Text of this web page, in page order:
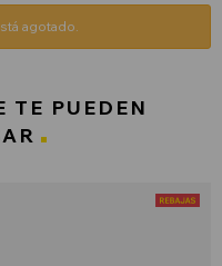
agotado.
TE PUEDEN